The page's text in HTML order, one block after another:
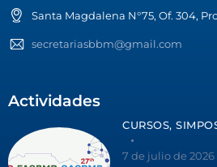
Santa Magdalena N°75, Of. 304,
secretariasbbm@gmail.com
Actividades
CURSOS,
7 de julio de 2026